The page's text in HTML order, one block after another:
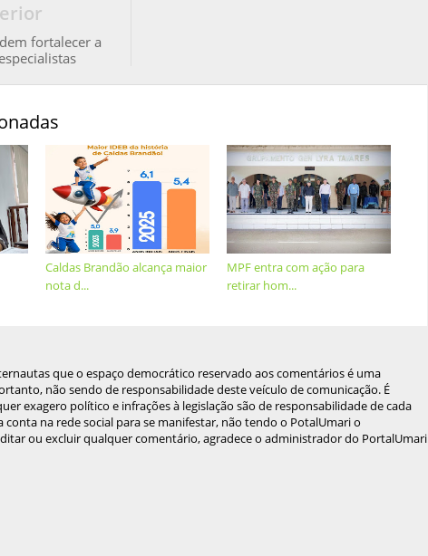
fortalecer a
MPF entra com ação para
retirar hom...
Caldas Brandão alcança maior
nota d...
que o espaço democrático reservado aos comentários é uma
não sendo de responsabilidade deste veículo de comunicação. É
exagero político e infrações à legislação são de responsabilidade de cada
na rede social para se manifestar, não tendo o PotalUmari o
ou excluir qualquer comentário, agradece o administrador do PortalUmari